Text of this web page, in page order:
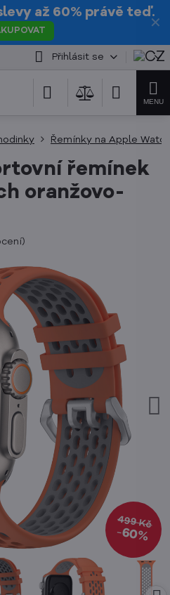
✕
až 60% právě teď.
Přihlásit se
499 Kč
60%
Řemínky na Apple Watch
řemínek
oranžovo-
)